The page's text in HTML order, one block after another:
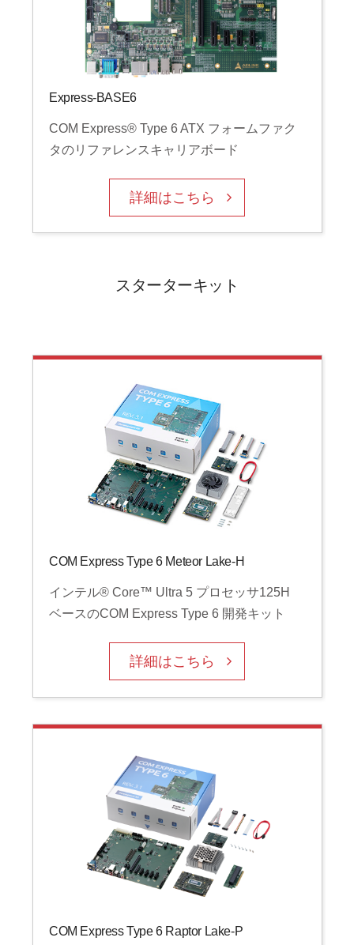
Express-BASE6
COM Express® Type 6 ATX フォームファク
タのリファレンスキャリアボード
詳細はこちら
スターターキット
COM Express Type 6 Meteor Lake-H
インテル® Core™ Ultra 5 プロセッサ125H
ベースのCOM Express Type 6 開発キット
詳細はこちら
COM Express Type 6 Raptor Lake-P